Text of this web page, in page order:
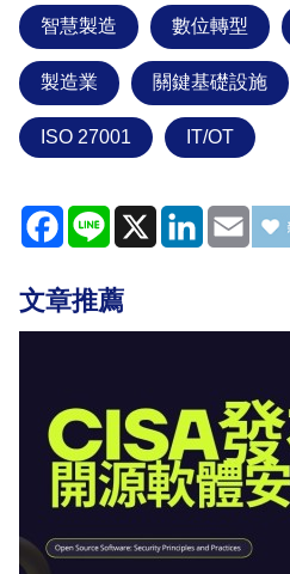
智慧製造 數位轉型
製造業 關鍵基礎設施
ISO 27001 IT/OT
Facebook
Line X LinkedIn
文章推薦